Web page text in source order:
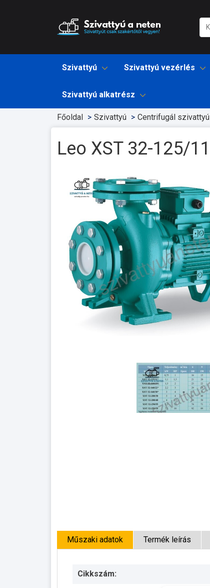
Szivattyú Szivattyú vezérlés
Szivattyú alkatrész
Főoldal Szivattyú Centrifugál szivattyú
Leo XST 32-125/11
Műszaki adatok Termék leírás
Cikkszám: